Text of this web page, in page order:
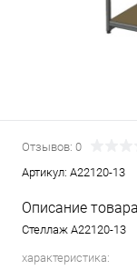
Отзывов: 0
Артикул: A22120-13
Описание
Стеллаж A22120-13
характеристика: